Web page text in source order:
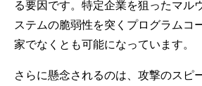
る要因です。特定企業を狙ったマル
ステムの脆弱性を突くプログラムコ
家でなくとも可能になっています。
さらに懸念されるのは、攻撃のスピ